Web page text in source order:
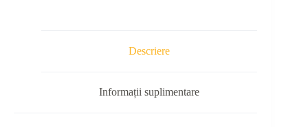
Descriere
Informații suplimentare